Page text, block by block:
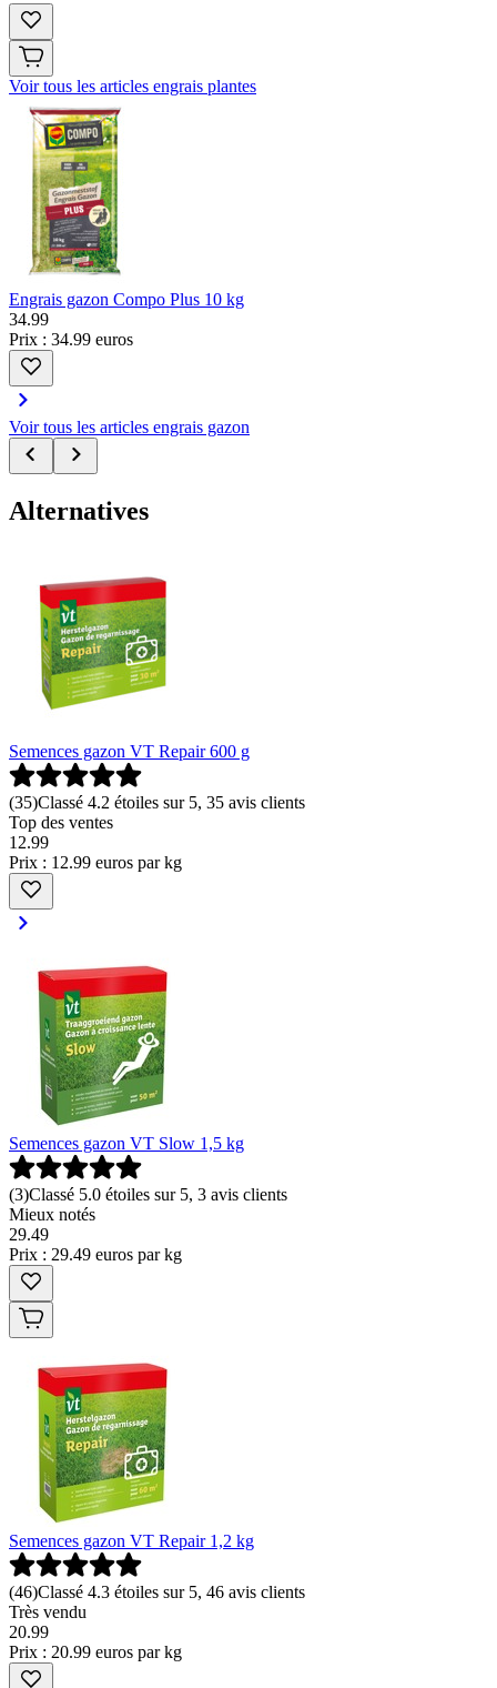
Voir tous les articles engrais plantes
Engrais gazon Compo Plus 10 kg
34.99
Prix : 34.99 euros
Voir tous les articles engrais gazon
Alternatives
Semences gazon VT Repair 600 g
(35)Classé 4.2 étoiles sur 5, 35 avis clients
Top des ventes
12.99
Prix : 12.99 euros par kg
Semences gazon VT Slow 1,5 kg
(3)Classé 5.0 étoiles sur 5, 3 avis clients
Mieux notés
29.49
Prix : 29.49 euros par kg
Semences gazon VT Repair 1,2 kg
(46)Classé 4.3 étoiles sur 5, 46 avis clients
Très vendu
20.99
Prix : 20.99 euros par kg